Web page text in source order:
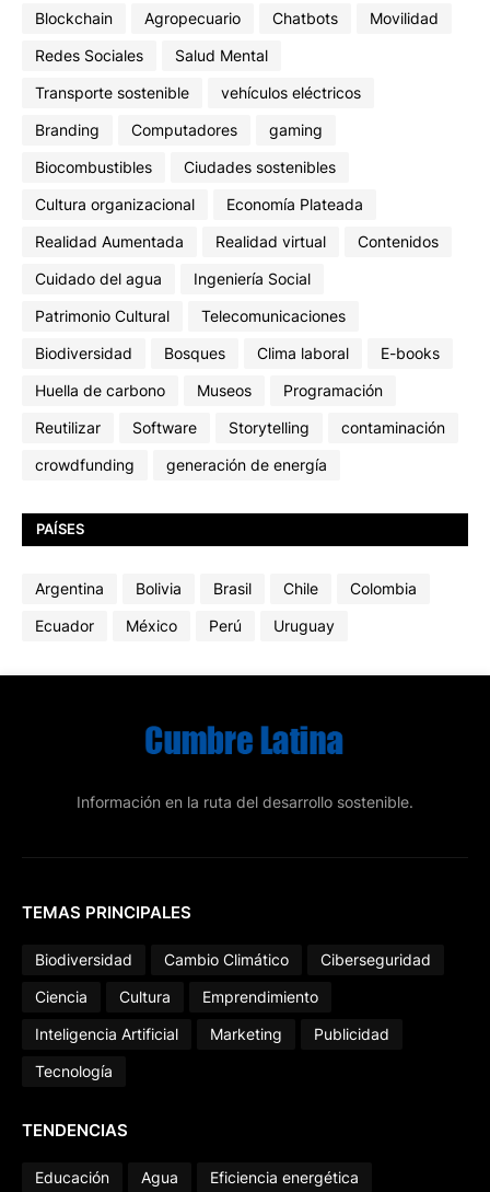
Blockchain
Agropecuario Chatbots
Movilidad
Redes Sociales
Salud Mental
Transporte sostenible
vehículos eléctricos
Branding
Computadores
gaming
Biocombustibles
Ciudades sostenibles
Cultura organizacional
Economía Plateada
Realidad Aumentada
Realidad virtual
Contenidos
Cuidado del agua
Ingeniería Social
Patrimonio Cultural
Telecomunicaciones
Biodiversidad
Bosques Clima laboral
E-books
Huella de carbono
Museos
Programación
Reutilizar
Software Storytelling
contaminación
crowdfunding
generación de energía
PAÍSES
Argentina Bolivia Brasil Chile
Colombia
Ecuador
México Perú Uruguay
Información en la ruta del desarrollo sostenible.
TEMAS PRINCIPALES
Biodiversidad Cambio Climático
Ciberseguridad
Ciencia
Cultura
Emprendimiento
Inteligencia Artificial
Marketing
Publicidad
Tecnología
TENDENCIAS
Educación Agua
Eficiencia energética